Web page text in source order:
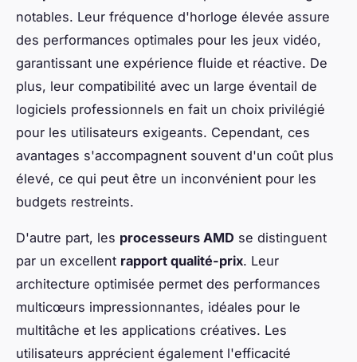
notables. Leur fréquence d'horloge élevée assure
des performances optimales pour les jeux vidéo,
garantissant une expérience fluide et réactive. De
plus, leur compatibilité avec un large éventail de
logiciels professionnels en fait un choix privilégié
pour les utilisateurs exigeants. Cependant, ces
avantages s'accompagnent souvent d'un coût plus
élevé, ce qui peut être un inconvénient pour les
budgets restreints.
D'autre part, les processeurs AMD se distinguent
par un excellent rapport qualité-prix. Leur
architecture optimisée permet des performances
multicœurs impressionnantes, idéales pour le
multitâche et les applications créatives. Les
utilisateurs apprécient également l'efficacité